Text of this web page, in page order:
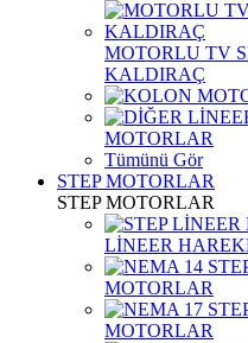
MOTORLU TV
KALDIRAÇ
MOTORLAR
Tümünü Gör
STEP MOTORLAR
STEP MOTORLAR
LİNEER
MOTORLAR
MOTORLAR